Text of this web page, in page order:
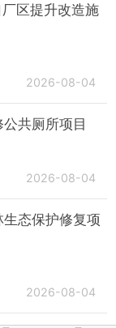
区提升改造施
2026-08-04
共厕所项目
2026-08-04
态保护修复项
2026-08-04